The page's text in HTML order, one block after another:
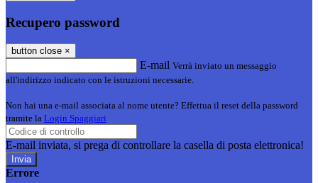
Recupero password
button close ×
E-mail Verrà inviato un messaggio
all'indirizzo indicato con le istruzioni necessarie.
Non hai una e-mail associata al nome utente? Effettua il reset della password
tramite la Login Spaggiari
E-mail inviata, si prega di controllare la casella di posta elettronica!
Errore